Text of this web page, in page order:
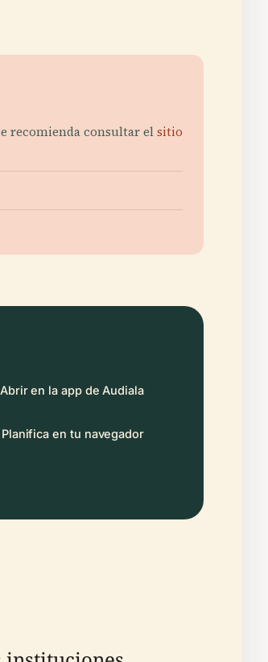
recomienda consultar elsitio
Abrir en la app de Audiala
Planifica en tu navegador